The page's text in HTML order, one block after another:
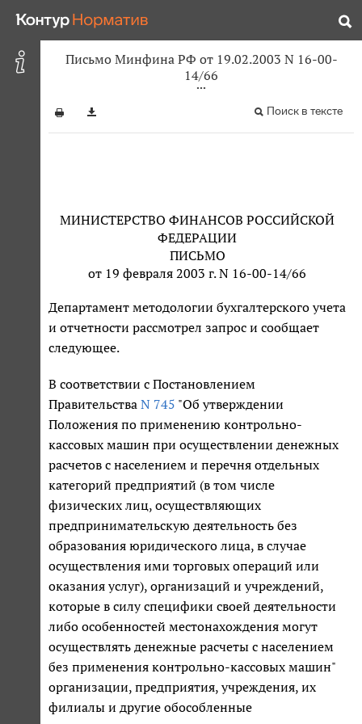
Письмо Минфина РФ от 19.02.2003 N 16-00-
14/66
Поиск в тексте
МИНИСТЕРСТВО ФИНАНСОВ РОССИЙСКОЙ
ФЕДЕРАЦИИ
ПИСЬМО
от 19 февраля 2003 г. N 16-00-14/66
Департамент методологии бухгалтерского учета
и отчетности рассмотрел запрос и сообщает
следующее.
В соответствии с Постановлением
Правительства N 745 "Об утверждении
Положения по применению контрольно-
кассовых машин при осуществлении денежных
расчетов с населением и перечня отдельных
категорий предприятий (в том числе
физических лиц, осуществляющих
предпринимательскую деятельность без
образования юридического лица, в случае
осуществления ими торговых операций или
оказания услуг), организаций и учреждений,
которые в силу специфики своей деятельности
либо особенностей местонахождения могут
осуществлять денежные расчеты с населением
без применения контрольно-кассовых машин"
организации, предприятия, учреждения, их
филиалы и другие обособленные